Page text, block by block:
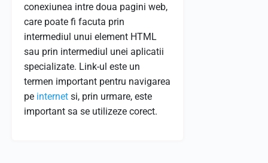
conexiunea intre doua pagini web,
care poate fi facuta prin
intermediul unui element HTML
sau prin intermediul unei aplicatii
specializate. Link-ul este un
termen important pentru navigarea
pe internet si, prin urmare, este
important sa se utilizeze corect.